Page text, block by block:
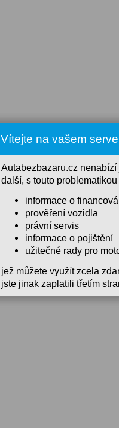
Vítejte na vašem
Autabezbazaru.cz
další, s touto
informace o
prověření vozidla
právní servis
informace o pojištění
užitečné rady pro
jež můžete využít zcela
jste jinak zaplatili třetím